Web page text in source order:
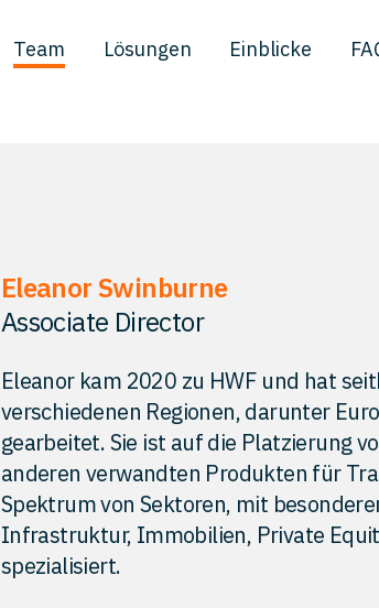
Team Lösungen Einblicke
Eleanor Swinburne
Associate Director
Eleanor kam 2020 zu HWF und hat
verschiedenen Regionen, darunter
gearbeitet. Sie ist auf die Platzierung
anderen verwandten Produkten für
Spektrum von Sektoren, mit
Infrastruktur, Immobilien, Private
spezialisiert.